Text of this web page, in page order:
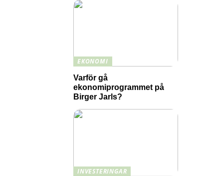
EKONOMI
Varför gå
ekonomiprogrammet på
Birger Jarls?
INVESTERINGAR